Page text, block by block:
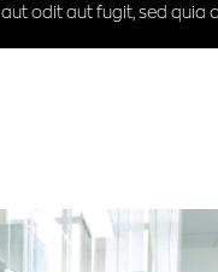
aut odit aut fugit, sed quia